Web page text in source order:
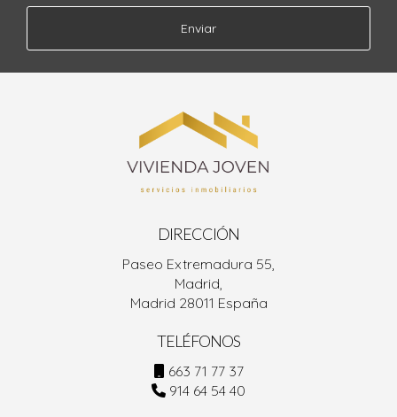
Enviar
DIRECCIÓN
Paseo Extremadura 55,
Madrid,
Madrid 28011 España
TELÉFONOS
663 71 77 37
914 64 54 40